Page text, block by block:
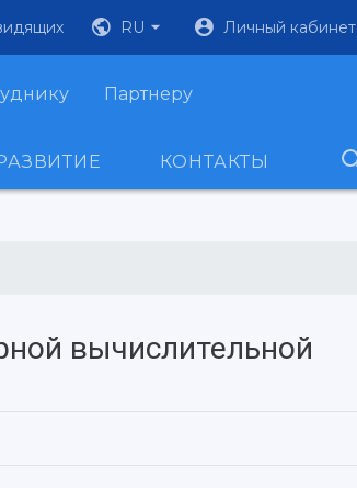
RU Личный кабинет
Партнеру
КОНТАКТЫ
вычислительной